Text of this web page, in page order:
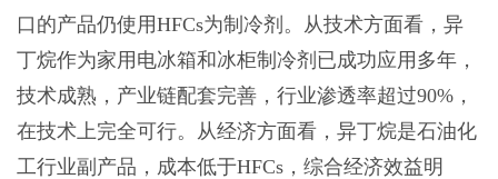
口的产品仍使用HFCs为制冷剂。从技术方面看，异
丁烷作为家用电冰箱和冰柜制冷剂已成功应用多年，
技术成熟，产业链配套完善，行业渗透率超过90%，
在技术上完全可行。从经济方面看，异丁烷是石油化
工行业副产品，成本低于HFCs，综合经济效益明